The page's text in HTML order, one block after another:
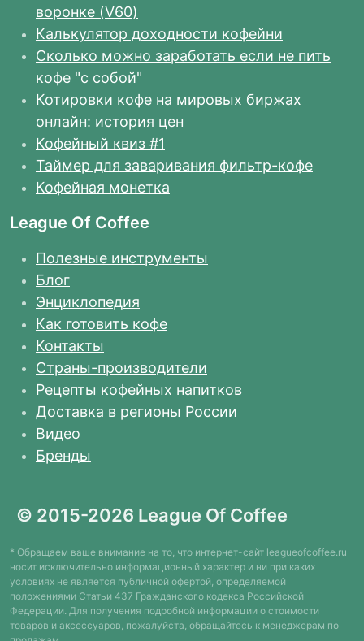
воронке (V60)
Калькулятор доходности кофейни
Сколько можно заработать если не пить
кофе "с собой"
Котировки кофе на мировых биржах
онлайн: история цен
Кофейный квиз #1
Таймер для заваривания фильтр-кофе
Кофейная монетка
League Of Coffee
Полезные инструменты
Блог
Энциклопедия
Как готовить кофе
Контакты
Страны-производители
Рецепты кофейных напитков
Доставка в регионы России
Видео
Бренды
© 2015-2026 League Of Coffee
* Обращаем ваше внимание на то, что интернет-сайт leagueofcoffee.ru
носит исключительно информационный характер и ни при каких
условиях не является публичной офертой, определяемой
положениями Статьи 437 Гражданского кодекса Российской
Федерации. Для получения подробной информации о стоимости
товаров и аксессуаров, пожалуйста, обращайтесь к менеджерам по